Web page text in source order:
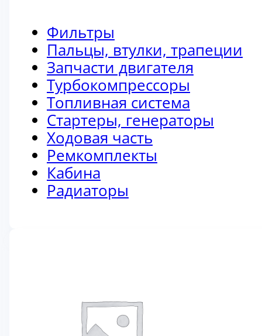
Фильтры
Пальцы, втулки, трапеции
Запчасти двигателя
Турбокомпрессоры
Топливная система
Стартеры, генераторы
Ходовая часть
Ремкомплекты
Кабина
Радиаторы